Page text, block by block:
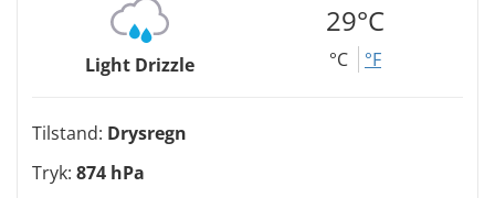
Light Drizzle
29°C
°C °F
Tilstand: Drysregn
Tryk: 874 hPa